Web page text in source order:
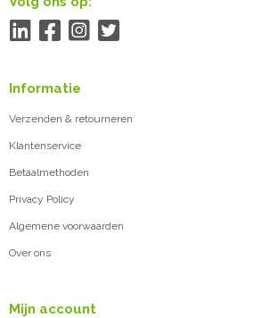
Informatie
Verzenden & retourneren
Klantenservice
Betaalmethoden
Privacy Policy
Algemene voorwaarden
Over ons
Mijn account